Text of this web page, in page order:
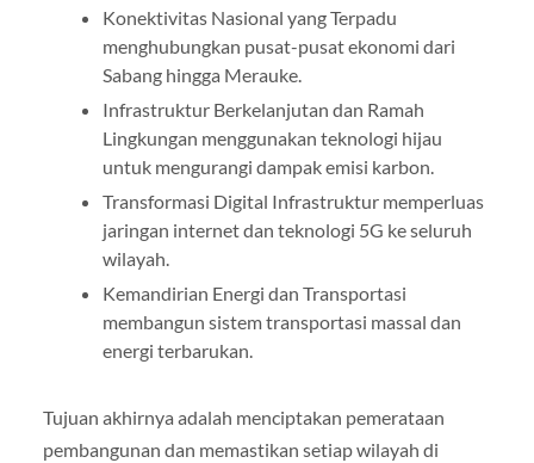
Konektivitas Nasional yang Terpadu
menghubungkan pusat-pusat ekonomi dari
Sabang hingga Merauke.
Infrastruktur Berkelanjutan dan Ramah
Lingkungan menggunakan teknologi hijau
untuk mengurangi dampak emisi karbon.
Transformasi Digital Infrastruktur memperluas
jaringan internet dan teknologi 5G ke seluruh
wilayah.
Kemandirian Energi dan Transportasi
membangun sistem transportasi massal dan
energi terbarukan.
Tujuan akhirnya adalah menciptakan pemerataan
pembangunan dan memastikan setiap wilayah di